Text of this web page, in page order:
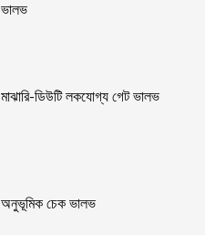
ভালভ
মাঝারি-ডিউটি ​​লকযোগ্য গেট ভালভ
অনুভূমিক চেক ভালভ